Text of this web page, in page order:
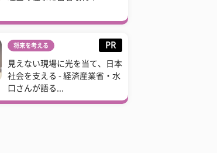
将来を考える PR
見えない現場に光を当て、日本
社会を支える - 経済産業省・水
口さんが語る...